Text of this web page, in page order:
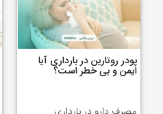
پودر روتارین در بارداری آیا
ایمن و بی خطر است؟